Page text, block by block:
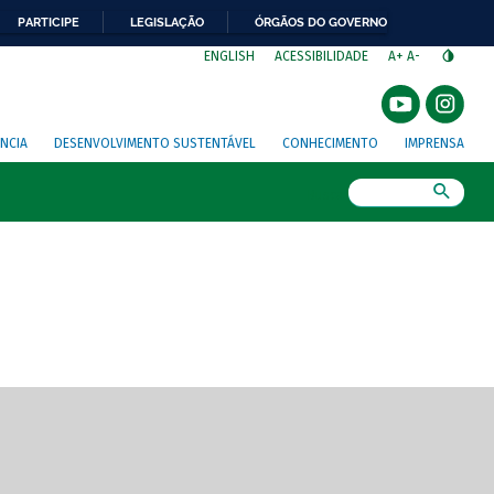
PARTICIPE LEGISLAÇÃO ÓRGÃOS DO GOVERNO
ENGLISH ACESSIBILIDADE A+ A-
DESENVOLVIMENTO SUSTENTÁVEL CONHECIMENTO IMPRENSA
de tela